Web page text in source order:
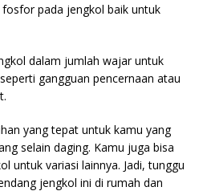
pada jengkol baik untuk
dalam jumlah wajar untuk
gangguan pencernaan atau
yang tepat untuk kamu yang
selain daging. Kamu juga bisa
untuk variasi lainnya. Jadi, tunggu
jengkol ini di rumah dan